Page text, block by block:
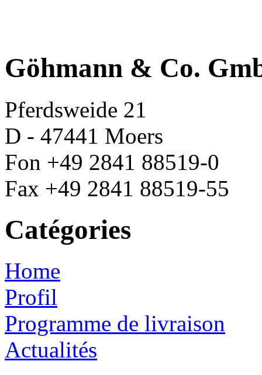
Göhmann & Co.
Pferdsweide 21
D - 47441 Moers
Fon +49 2841 88519-0
Fax +49 2841 88519-55
Catégories
Home
Profil
Programme de livraison
Actualités